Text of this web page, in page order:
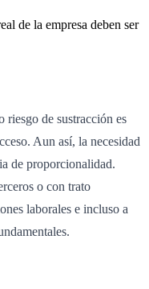
de la empresa deben ser
riesgo de sustracción es
Aun así, la necesidad
de proporcionalidad.
o con trato
laborales e incluso a